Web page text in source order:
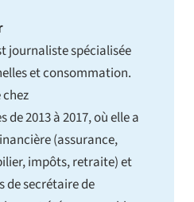
journaliste spécialisée
et consommation.
de 2013 à 2017, où elle a
(assurance,
impôts, retraite) et
de secrétaire de